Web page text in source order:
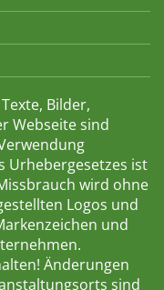
Bilder,
Webseite sind
Urhebergesetzes ist
wird ohne
Logos und
und
Änderungen
sind